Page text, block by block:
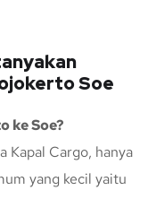
Soe
ke Soe?
Kapal Cargo, hanya
yang kecil yaitu